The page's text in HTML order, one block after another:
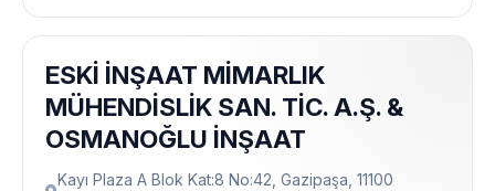
ESKİ İNŞAAT MİMARLIK
MÜHENDİSLİK SAN. TİC. A.Ş. &
OSMANOĞLU İNŞAAT
Kayı Plaza A Blok Kat:8 No:42, Gazipaşa, 11100